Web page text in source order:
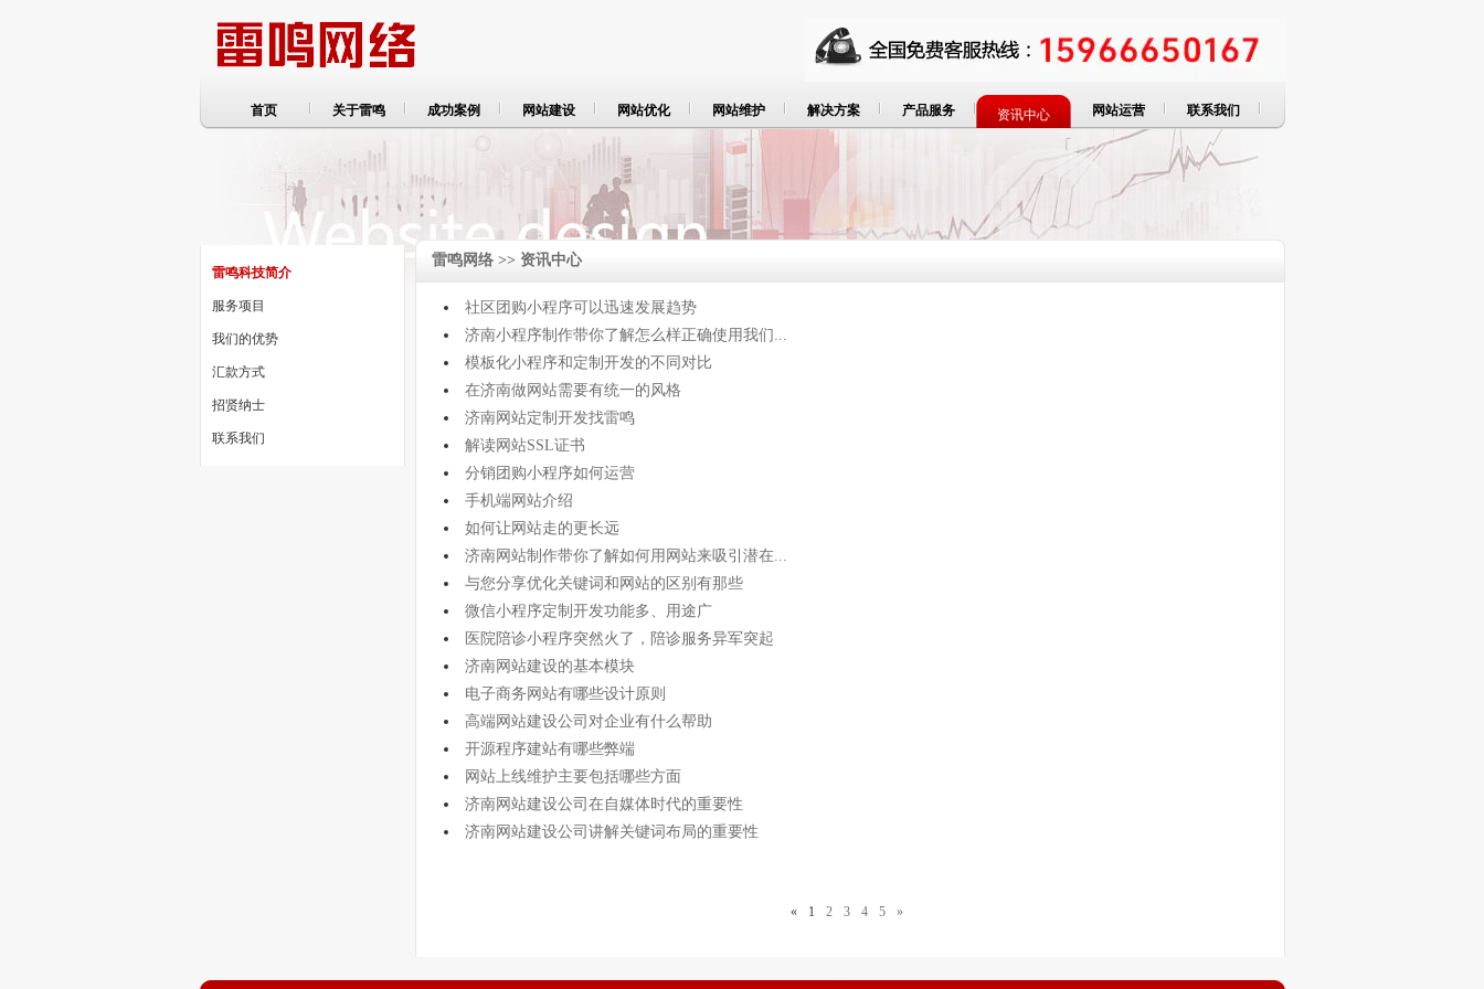
首页 关于雷鸣 成功案例 网站建设 网站优化 网站维护 解决方案 产品服务 资讯中心 网站运营 联系我们
雷鸣科技简介
服务项目
我们的优势
汇款方式
招贤纳士
联系我们
雷鸣网络>> 资讯中心
社区团购小程序可以迅速发展趋势
济南小程序制作带你了解怎么样正确使用我们...
模板化小程序和定制开发的不同对比
在济南做网站需要有统一的风格
济南网站定制开发找雷鸣
解读网站SSL证书
分销团购小程序如何运营
手机端网站介绍
如何让网站走的更长远
济南网站制作带你了解如何用网站来吸引潜在...
与您分享优化关键词和网站的区别有那些
微信小程序定制开发功能多、用途广
医院陪诊小程序突然火了，陪诊服务异军突起
济南网站建设的基本模块
电子商务网站有哪些设计原则
高端网站建设公司对企业有什么帮助
开源程序建站有哪些弊端
网站上线维护主要包括哪些方面
济南网站建设公司在自媒体时代的重要性
济南网站建设公司讲解关键词布局的重要性
« 1 2 3 4 5 »